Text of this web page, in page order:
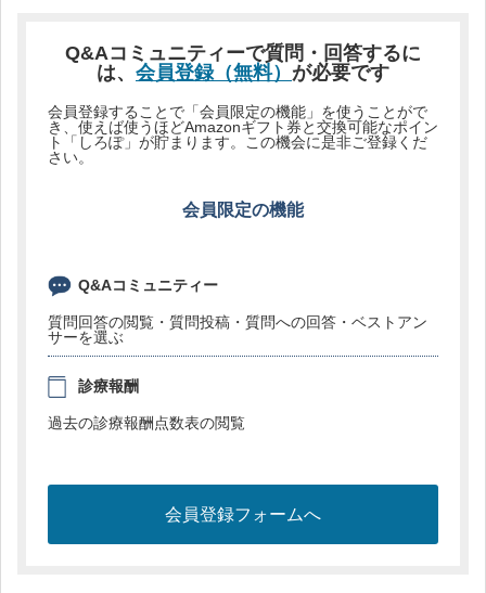
Q&Aコミュニティーで質問・回答するに
は、 会員登録（無料） が必要です
会員登録することで「会員限定の機能」を使うことがで
き、使えば使うほどAmazonギフト券と交換可能なポイン
ト「しろぽ」が貯まります。この機会に是非ご登録くだ
さい。
会員限定の機能
Q&Aコミュニティー
質問回答の閲覧・質問投稿・質問への回答・ベストアン
サーを選ぶ
診療報酬
過去の診療報酬点数表の閲覧
会員登録フォームへ